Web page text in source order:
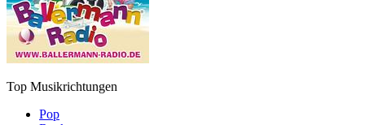
Top Musikrichtungen
Pop